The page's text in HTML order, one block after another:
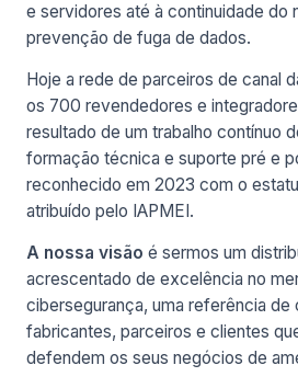
e servidores até à continuidade do
prevenção de fuga de dados.
Hoje a rede de parceiros de canal
os 700 revendedores e
resultado de um trabalho contínuo
formação técnica e suporte pré e
reconhecido em 2023 com o
atribuído pelo IAPMEI.
A nossa visão é sermos um
acrescentado de excelência no
cibersegurança, uma referência de
fabricantes, parceiros e clientes
defendem os seus negócios de